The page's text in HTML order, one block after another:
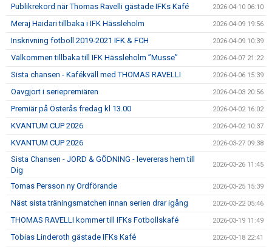
Publikrekord när Thomas Ravelli gästade IFKs Kafé 2026-04-10 06:10
Meraj Haidari tillbaka i IFK Hässleholm 2026-04-09 19:56
Inskrivning fotboll 2019-2021 IFK & FCH 2026-04-09 10:39
Välkommen tillbaka till IFK Hässleholm ”Musse” 2026-04-07 21:22
Sista chansen - Kafékväll med THOMAS RAVELLI 2026-04-06 15:39
Oavgjort i seriepremiären 2026-04-03 20:56
Premiär på Österås fredag kl 13.00 2026-04-02 16:02
KVANTUM CUP 2026 2026-04-02 10:37
KVANTUM CUP 2026 2026-03-27 09:38
Sista Chansen - JORD & GÖDNING - levereras hem till
Dig
2026-03-26 11:45
Tomas Persson ny Ordförande 2026-03-25 15:39
Näst sista träningsmatchen innan serien drar igång 2026-03-22 05:46
THOMAS RAVELLI kommer till IFKs Fotbollskafé 2026-03-19 11:49
Tobias Linderoth gästade IFKs Kafé 2026-03-18 22:41